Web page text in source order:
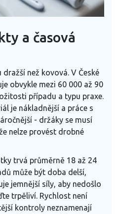
a časová
než kovová. V České
obvykle mezi 60 000 až 90
případu a typu praxe.
je nákladnější a práce s
- držáky se musí
nelze provést drobné
trvá průměrně 18 až 24
může být doba delší,
jemnější síly, aby nedošlo
trpěliví. Rychlost není
kontroly neznamenají